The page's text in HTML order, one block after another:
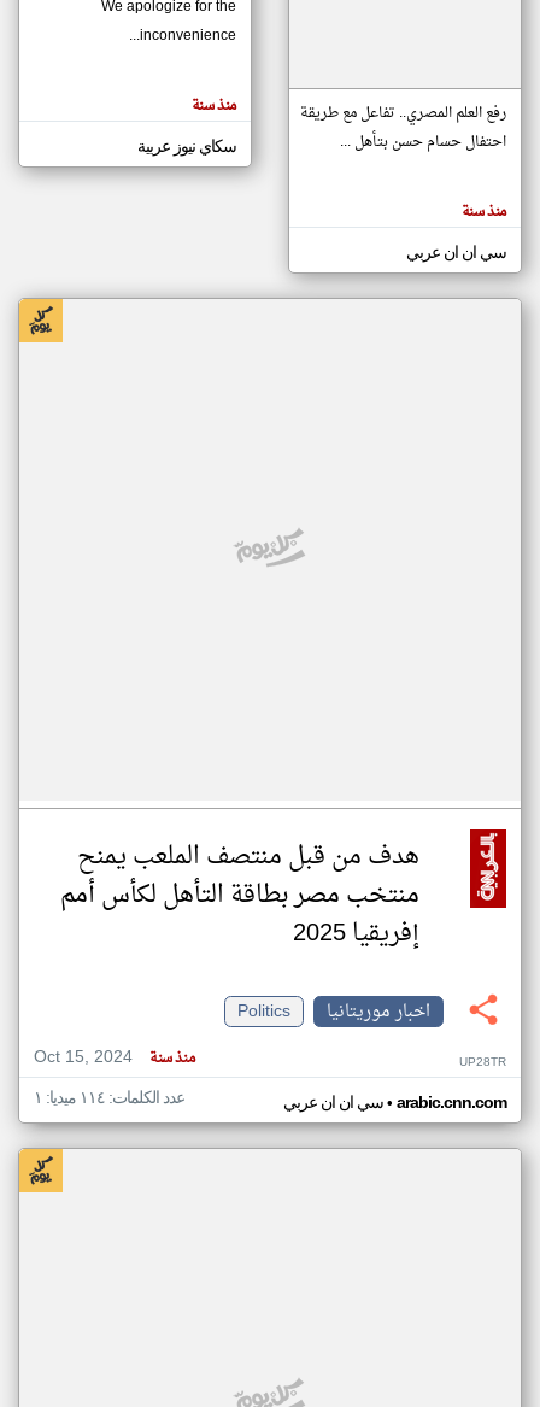
مصادر الأخبار من موريتانيا
اخبار موريتانيا على مدار الساعة
أهم اخبار موريتانيا العاجلة والمباشرة
المقالات
الموجوده
هنا عن
رفع العلم المصري.. تفاعل مع طريقة
احتفال حسام حسن بتأهل ...
منذ سنة
سي ان ان عربي
We apologize for the
inconvenience...
منذ سنة
سكاي نيوز عربية
هدف من قبل منتصف الملعب يمنح
منتخب مصر بطاقة التأهل لكأس أمم
إفريقيا 2025
اخبار موريتانيا
Politics
Oct 15, 2024
منذ سنة UP28TR
سي ان ان عربي• arabic.cnn.com عدد الكلمات: ١١٤ ميديا: ١
klyoum.com